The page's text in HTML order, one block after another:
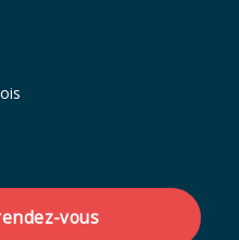
vous